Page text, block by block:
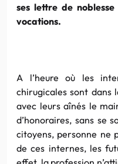
ses lettre de
vocations.
A l’heure où les
chirugicales sont dans
avec leurs aînés le
d’honoraires, sans se
citoyens, personne ne
de ces internes, les